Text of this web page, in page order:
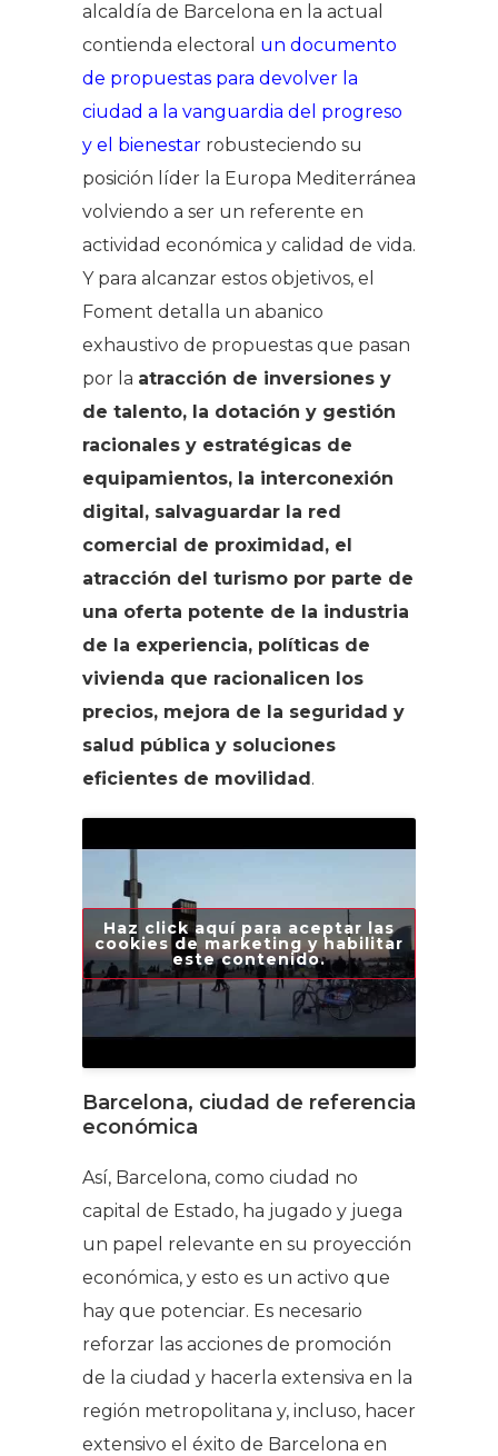
alcaldía de Barcelona en la actual
contienda electoral un documento
de propuestas para devolver la
ciudad a la vanguardia del progreso
y el bienestar robusteciendo su
posición líder la Europa Mediterránea
volviendo a ser un referente en
actividad económica y calidad de vida.
Y para alcanzar estos objetivos, el
Foment detalla un abanico
exhaustivo de propuestas que pasan
por la atracción de inversiones y
de talento, la dotación y gestión
racionales y estratégicas de
equipamientos, la interconexión
digital, salvaguardar la red
comercial de proximidad, el
atracción del turismo por parte de
una oferta potente de la industria
de la experiencia, políticas de
vivienda que racionalicen los
precios, mejora de la seguridad y
salud pública y soluciones
eficientes de movilidad.
Haz click aquí para aceptar las
cookies de marketing y habilitar
este contenido.
Barcelona, ​​ciudad de referencia
económica
Así, Barcelona, ​​como ciudad no
capital de Estado, ha jugado y juega
un papel relevante en su proyección
económica, y esto es un activo que
hay que potenciar. Es necesario
reforzar las acciones de promoción
de la ciudad y hacerla extensiva en la
región metropolitana y, incluso, hacer
extensivo el éxito de Barcelona en